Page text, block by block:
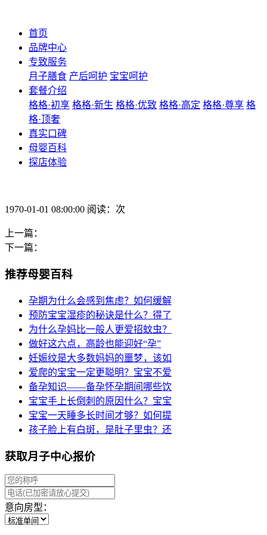
首页
品牌中心
专致服务
月子膳食 产后呵护 宝宝呵护
套餐介绍
格格·初享 格格·新生 格格·优致 格格·高定 格格·尊享 格
格·顶奢
真实口碑
母婴百科
探店体验
1970-01-01 08:00:00 阅读：次
上一篇：
下一篇：
推荐母婴百科
孕期为什么会感到焦虑？如何缓解
预防宝宝湿疹的秘诀是什么？得了
为什么孕妈比一般人更爱招蚊虫？
做好这六点，高龄也能迎好“孕”
妊娠纹是大多数妈妈的噩梦，该如
爱爬的宝宝一定更聪明？宝宝不爱
备孕知识——备孕怀孕期间哪些饮
宝宝手上长倒刺的原因什么？宝宝
宝宝一天睡多长时间才够？如何提
孩子脸上有白斑，是肚子里虫？还
获取月子中心报价
意向房型：